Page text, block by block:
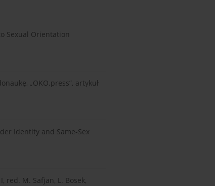
Sexual Orientation
„OKO.press”, artykuł
Identity and Same-Sex
red. M. Safjan, L. Bosek,